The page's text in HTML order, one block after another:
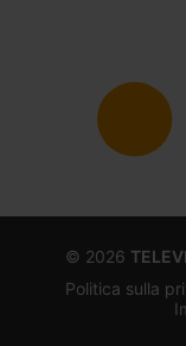
© 2026
Politica sulla